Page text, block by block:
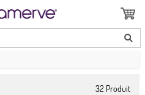
32 Produit